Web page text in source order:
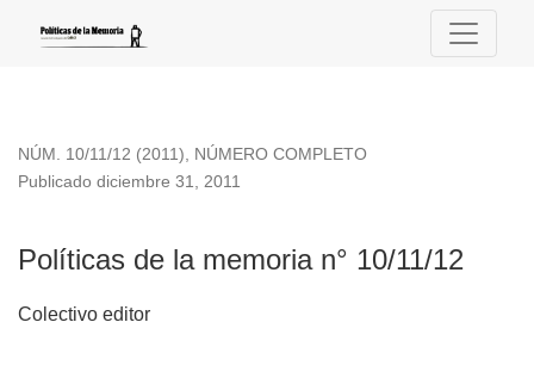
NÚM. 10/11/12 (2011), NÚMERO COMPLETO
Políticas de la memoria n° 10/11/12
Publicado diciembre 31, 2011
Colectivo editor